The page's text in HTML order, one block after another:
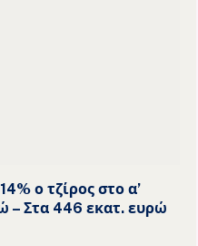
ο τζίρος στο α’
– Στα 446 εκατ. ευρώ